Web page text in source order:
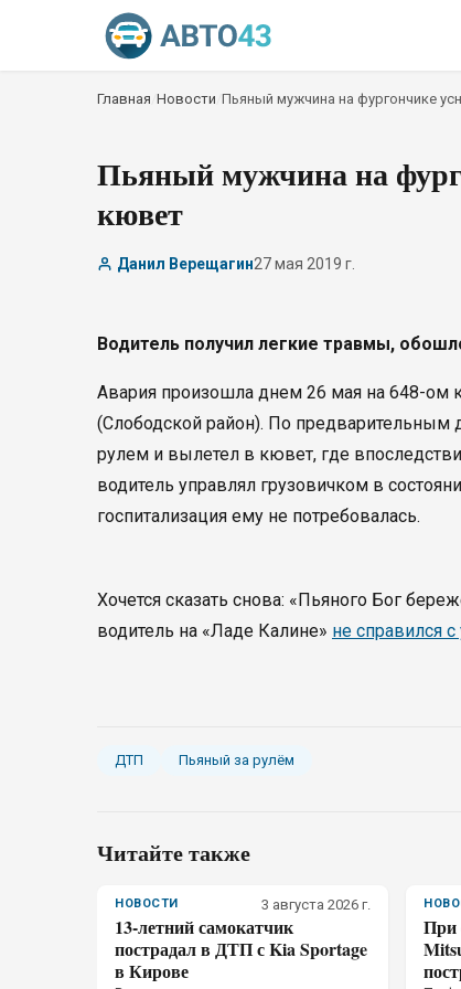
Главная Новости Пьяный мужчина на фургончике
Пьяный мужчина на
кювет
Данил Верещагин27 мая 2019 г.
Водитель получил легкие травмы,
Авария произошла днем 26 мая на 648-
(Слободской район). По предварительным
рулем и вылетел в кювет, где
водитель управлял грузовичком в
госпитализация ему не потребовалась.
Хочется сказать снова: «Пьяного Бог
водитель на «Ладе Калине» не справился
ДТП Пьяный за рулём
Читайте также
НОВОСТИ 3 августа 2026 г.
13-летний самокатчик
пострадал в ДТП с Kia Sportage
в Кирове
При